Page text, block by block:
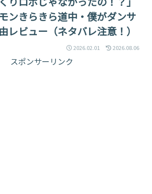
ンきらきら道中・僕がダンサ
レビュー（ネタバレ注意！）
2026.02.01 2026.08.06
スポンサーリンク